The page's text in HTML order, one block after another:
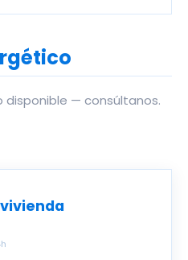
— consúltanos.